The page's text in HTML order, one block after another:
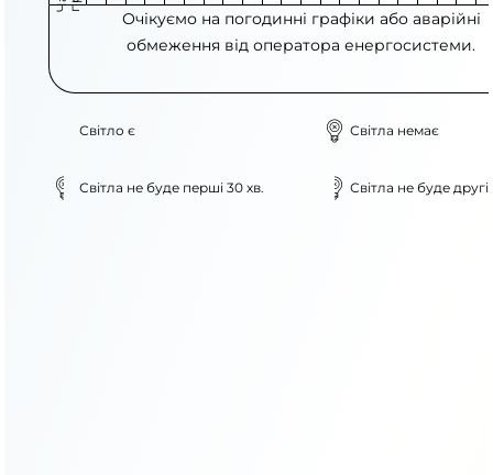
Очікуємо на погодинні графіки або аварійні
обмеження від оператора енергосистеми.
Світло є Світла немає
Світла не буде перші 30 хв. Світла не буде другі